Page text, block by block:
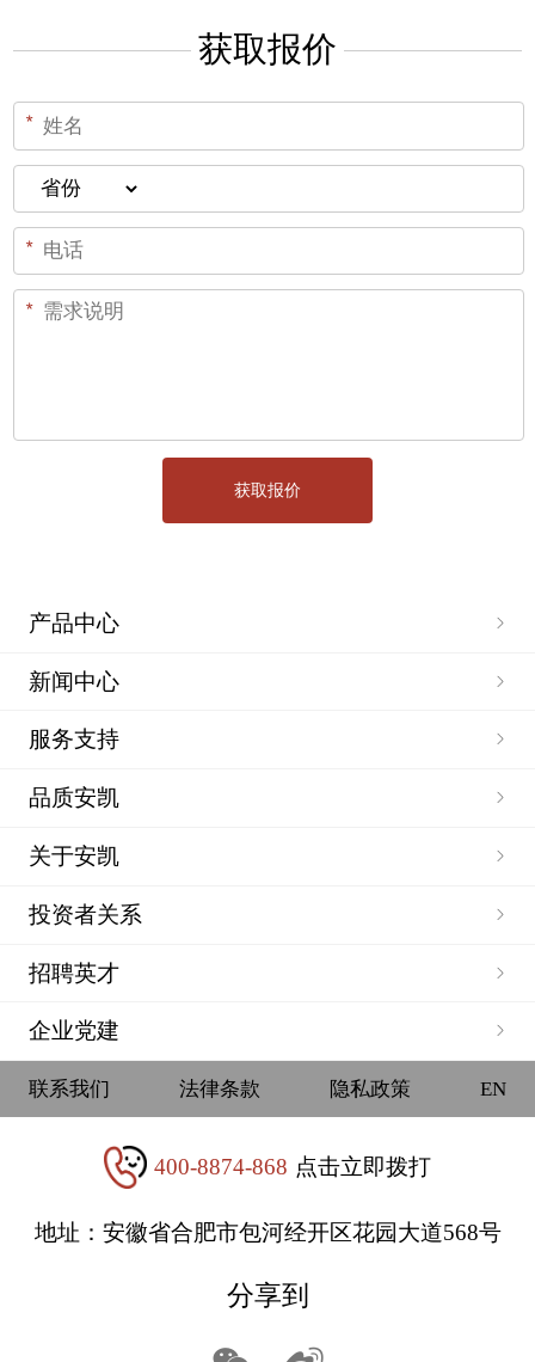
获取报价
产品中心
新闻中心
服务支持
品质安凯
关于安凯
投资者关系
招聘英才
企业党建
联系我们 法律条款 隐私政策 EN
400-8874-868 点击立即拨打
地址：安徽省合肥市包河经开区花园大道568号
分享到